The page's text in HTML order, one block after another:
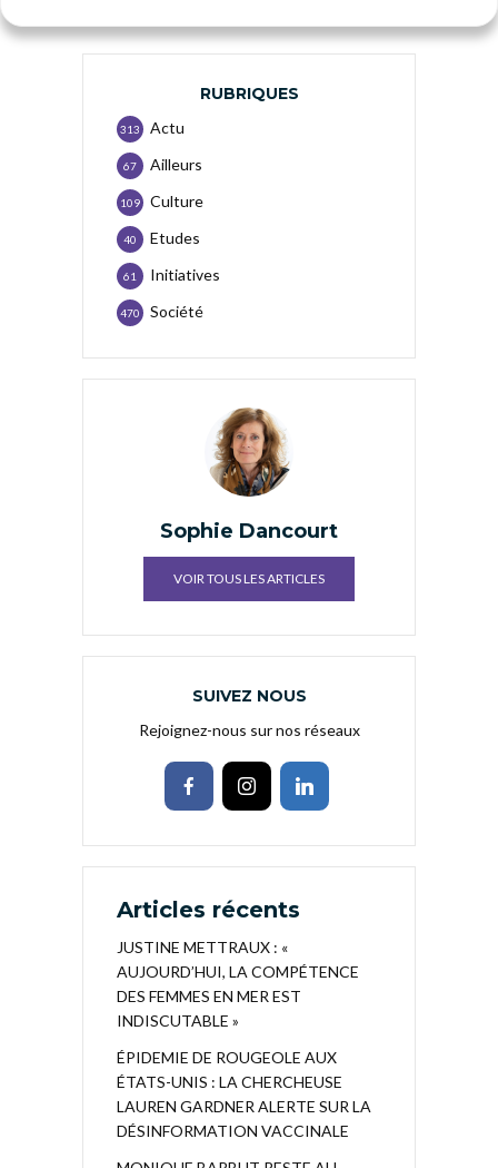
RUBRIQUES
Actu
313
Ailleurs
67
Culture
109
Etudes
40
Initiatives
61
Société
470
Sophie Dancourt
VOIR TOUS LES ARTICLES
SUIVEZ NOUS
Rejoignez-nous sur nos réseaux
Articles récents
JUSTINE METTRAUX : «
AUJOURD’HUI, LA COMPÉTENCE
DES FEMMES EN MER EST
INDISCUTABLE »
ÉPIDEMIE DE ROUGEOLE AUX
ÉTATS-UNIS : LA CHERCHEUSE
LAUREN GARDNER ALERTE SUR LA
DÉSINFORMATION VACCINALE